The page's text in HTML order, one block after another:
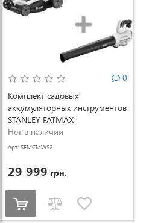
0
Комплект садовых
аккумуляторных инструментов
STANLEY FATMAX
SFMCMWS251M+SFMCBL7M1
(SFMCMWS251M+SFMCBL7M1)
Нет в наличии
Арт: SFMCMWS2
29 999 грн.